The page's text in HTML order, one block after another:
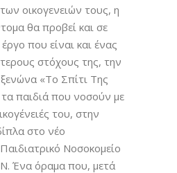
οικογενειών τους, η
θα προβεί και σε
που είναι και ένας
στόχους της, την
«Το Σπίτι Της
παιδιά που νοσούν με
του, στην
στο νέο
Νοσοκομείο
Ένα όραμα που, μετά